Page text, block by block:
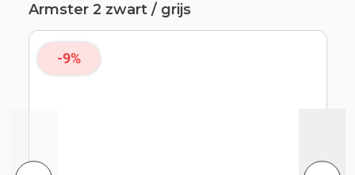
Armster 2 zwart / grijs
-9%